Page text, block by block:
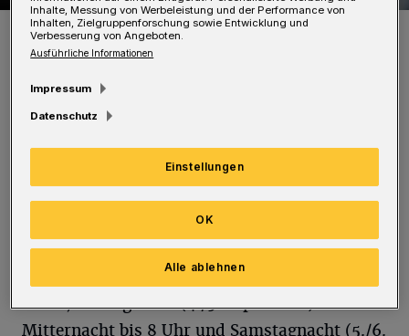
Die Brückenbauarbeiten am Westring – Bild aus dem April 2020.
Foto: Christoph Petersen
Dafür werden zwei Mittelstreifenüberfahrten
gebaut und die Fahrbahn neu markiert.
Deshalb ist auf der A46 dort zu folgenden
Zeiten nur eine Spur pro Fahrtrichtung frei:
Donnerstagnacht (3./4. September) von 20 bis
6 Uhr, Freitagnacht (4./5. September) von
Mitternacht bis 8 Uhr und Samstagnacht (5./6.
Inhalte, Messung von Werbeleistung und der Performance von
Inhalten, Zielgruppenforschung sowie Entwicklung und
Verbesserung von Angeboten.
Ausführliche Informationen
Impressum
Datenschutz
Einstellungen
Alle ablehnen
OK